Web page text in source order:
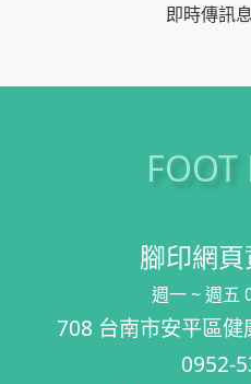
即時傳訊
FOOT
腳印網
週一 ~ 週五
708 台南市安平區
0952-